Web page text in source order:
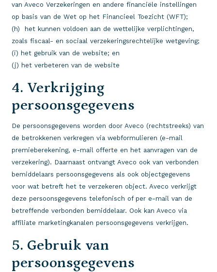
van Aveco Verzekeringen en andere financiële instellingen
op basis van de Wet op het Financieel Toezicht (WFT);
(h) het kunnen voldoen aan de wettelijke verplichtingen,
zoals fiscaal- en sociaal verzekeringsrechtelijke wetgeving;
(i) het gebruik van de website; en
(j) het verbeteren van de website
4. Verkrijging
persoonsgegevens
De persoonsgegevens worden door Aveco (rechtstreeks) van
de betrokkenen verkregen via webformulieren (e-mail
premieberekening, e-mail offerte en het aanvragen van de
verzekering). Daarnaast ontvangt Aveco ook van verbonden
bemiddelaars persoonsgegevens als ook objectgegevens
voor wat betreft het te verzekeren object. Aveco verkrijgt
deze persoonsgegevens telefonisch of per e-mail van de
betreffende verbonden bemiddelaar. Ook kan Aveco via
affiliate marketingkanalen persoonsgegevens verkrijgen.
5. Gebruik van
persoonsgegevens